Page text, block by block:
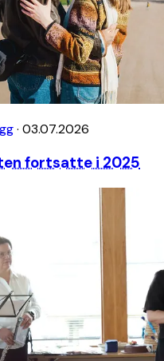
· 03.07.2026
fortsatte i 2025